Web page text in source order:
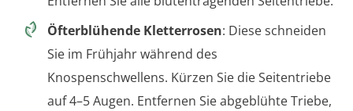
Öfterblühende Kletterrosen: Diese schneiden
Sie im Frühjahr während des
Knospenschwellens. Kürzen Sie die Seitentriebe
auf 4–5 Augen. Entfernen Sie abgeblühte Triebe,